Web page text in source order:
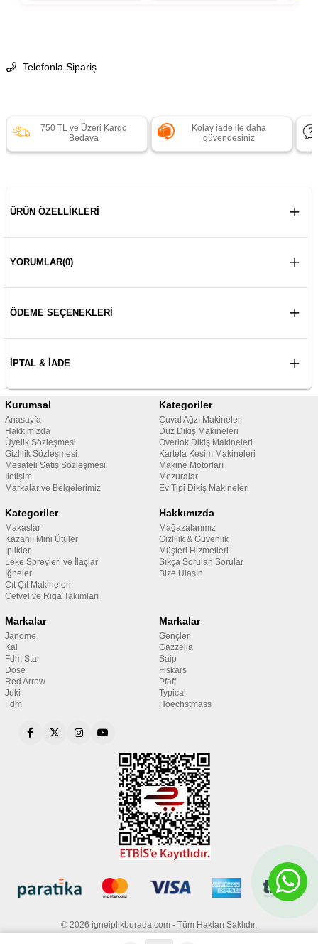
Telefonla Sipariş
750 TL ve Üzeri Kargo
Bedava
Kolay iade ile daha
güvendesiniz
ÜRÜN ÖZELLIKLERI
YORUMLAR(0)
ÖDEME SEÇENEKLERI
İPTAL & İADE
Kurumsal
Anasayfa
Hakkımızda
Üyelik Sözleşmesi
Gizlilik Sözleşmesi
Mesafeli Satış Sözleşmesi
İletişim
Markalar ve Belgelerimiz
Kategoriler
Çuval Ağzı Makineler
Düz Dikiş Makineleri
Overlok Dikiş Makineleri
Kartela Kesim Makineleri
Makine Motorları
Mezuralar
Ev Tipi Dikiş Makineleri
Kategoriler
Makaslar
Kazanlı Mini Ütüler
İplikler
Leke Spreyleri ve İlaçlar
İğneler
Çıt Çıt Makineleri
Cetvel ve Riga Takımları
Hakkımızda
Mağazalarımız
Gizlilik & Güvenlik
Müşteri Hizmetleri
Sıkça Sorulan Sorular
Bize Ulaşın
Markalar
Janome
Kai
Fdm Star
Dose
Red Arrow
Juki
Fdm
Markalar
Gençler
Gazzella
Saip
Fiskars
Pfaff
Typical
Hoechstmass
© 2026 igneiplikburada.com - Tüm Hakları Saklıdır.